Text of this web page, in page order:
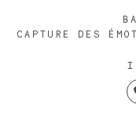
CAPTURE DES